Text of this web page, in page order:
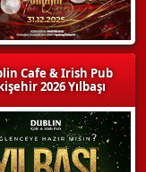
Cafe & Irish Pub
2026 Yılbaşı